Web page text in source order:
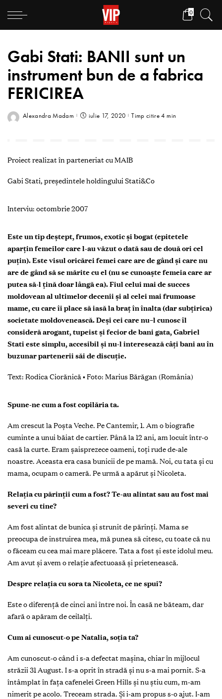
0
Gabi Stati: BANII sunt un
instrument bun de a fabrica
FERICIREA
Alexandra Madam iulie 17, 2020 Timp citire 4 min
Proiect realizat în parteneriat cu MAIB
Gabi Stati, președintele holdingului Stati&Co
Interviu: octombrie 2007
Este un tip deştept, frumos, exotic şi bogat (epitetele
aparţin femeilor care l-au văzut o dată sau de două ori cel
puţin). Este visul oricărei femei care are de gând şi care nu
are de gând să se mărite cu el (nu se cunoaşte femeia care ar
putea să-l ţină doar lângă ea). Fiul celui mai de succes
moldovean al ultimelor decenii şi al celei mai frumoase
mame, cu care îi place să iasă la braţ în înalta (dar subţirica)
societate moldovenească. Deşi cei care nu–l cunosc îl
consideră arogant, tupeist şi fecior de bani gata, Gabriel
Stati este simplu, accesibil şi nu-l interesează câţi bani au în
buzunar partenerii săi de discuţie.
Text: Rodica Ciorănică•Foto: Marius Bărăgan (România)
Spune-ne cum a fost copilăria ta.
Am crescut la Poşta Veche. Pe Cantemir, 1. Am o biografie
cuminte a unui băiat de cartier. Până la 12 ani, am locuit într-o
casă la curte. Eram şaisprezece oameni, toţi rude de-ale
noastre. Aceasta era casa bunicii de pe mamă. Noi, cu tata şi cu
mama, ocupam o cameră. Pe urmă a apărut şi Nicoleta.
Relaţia cu părinţii cum a fost? Te-au alintat sau au fost mai
severi cu tine?
Am fost alintat de bunica şi strunit de părinţi. Mama se
preocupa de instruirea mea, mă punea să citesc, cu toate că nu
o făceam cu cea mai mare plăcere. Tata a fost şi este idolul meu.
Am avut şi avem o relaţie afectuoasă şi prietenească.
Despre relaţia cu sora ta Nicoleta, ce ne spui?
Este o diferenţă de cinci ani între noi. În casă ne băteam, dar
afară o apăram de ceilalţi.
Cum ai cunoscut-o pe Natalia, soţia ta?
Am cunoscut-o când i s-a defectat maşina, chiar în mijlocul
străzii 31 August. I s-a oprit în stradă şi nu s-a mai pornit. S-a
întâmplat în faţa cafenelei Green Hills şi nu ştiu cum, m-am
nimerit pe acolo. Treceam strada. Şi i-am propus s-o ajut. I-am